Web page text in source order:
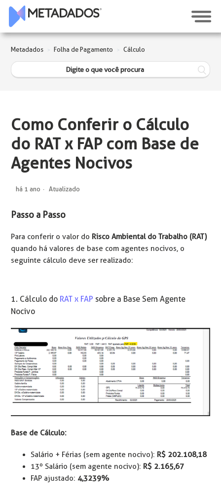
Metadados Folha de Pagamento Cálculo
Como Conferir o Cálculo
do RAT x FAP com Base de
Agentes Nocivos
há 1 ano Atualizado
Passo a Passo
Para conferir o valor do Risco Ambiental do Trabalho (RAT)
quando há valores de base com agentes nocivos, o
seguinte cálculo deve ser realizado:
1. Cálculo do RAT x FAP sobre a Base Sem Agente
Nocivo
Base de Cálculo:
Salário + Férias (sem agente nocivo): R$ 202.108,18
13º Salário (sem agente nocivo): R$ 2.165,67
FAP ajustado:4,3239%